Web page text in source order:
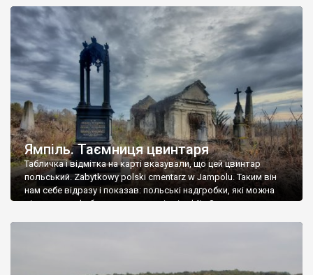
Ямпіль. Таємниця цвинтаря
Табличка і відмітка на карті вказували, що цей цвинтар
польський. Zabytkowy polski cmentarz w Jampolu. Таким він
нам себе відразу і показав: польські надгробки, які можна
віднести до фабричних, польські епітафії… Загалом цвинтар